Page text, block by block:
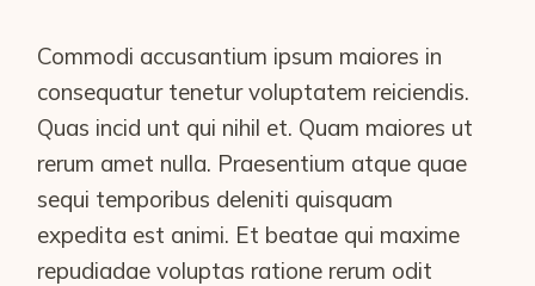
Commodi accusantium ipsum maiores in
consequatur tenetur voluptatem reiciendis.
Quas incid unt qui nihil et. Quam maiores ut
rerum amet nulla. Praesentium atque quae
sequi temporibus deleniti quisquam
expedita est animi. Et beatae qui maxime
repudiadae voluptas ratione rerum odit